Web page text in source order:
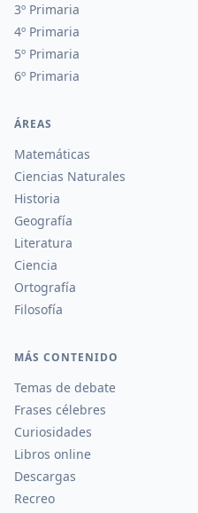
3º Primaria
4º Primaria
5º Primaria
6º Primaria
ÁREAS
Matemáticas
Ciencias Naturales
Historia
Geografía
Literatura
Ciencia
Ortografía
Filosofía
MÁS CONTENIDO
Temas de debate
Frases célebres
Curiosidades
Libros online
Descargas
Recreo